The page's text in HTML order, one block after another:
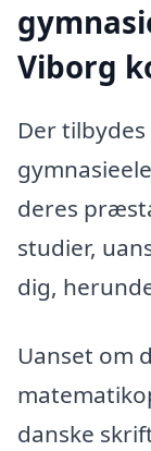
Viborg
Der
deres
studier,
dig,
Uanset om
danske